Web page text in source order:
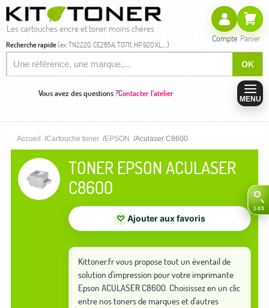
Les cartouches encre et toner moins chères
Recherche rapide(ex: TN2220, CE285A, T0711, HP 920 XL,...)
OK
Compte Panier
Vous avez des questions ?Contacter l'atelier
MENU
Accueil Cartouche toner EPSON Aculaser C8600
TONER EPSON ACULASER
C8600
♡ Ajouter aux favoris
Kittoner.fr vous propose tout un éventail de
solution d'impression pour votre imprimante
Epson ACULASER C8600. Choisissez en un clic
entre nos toners de marques et d'autres